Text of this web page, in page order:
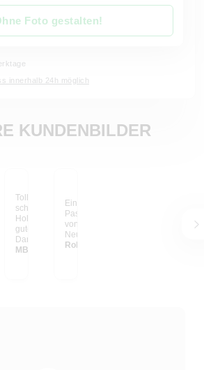
Foto gestalten!
innerhalb 24h möglich
KUNDENBILDER
Marrokko
Zürich
Tolles s/w Foto in einem
schwarzen
Holzrahmen. Super
gute Qualität! Vielen
Dank myposter
MB aus Frankfurt
Ein gerahmtes Bild mit
Passepartout. Ein Motiv
von meiner
Neuseeland Reise.
Robert Schäfer